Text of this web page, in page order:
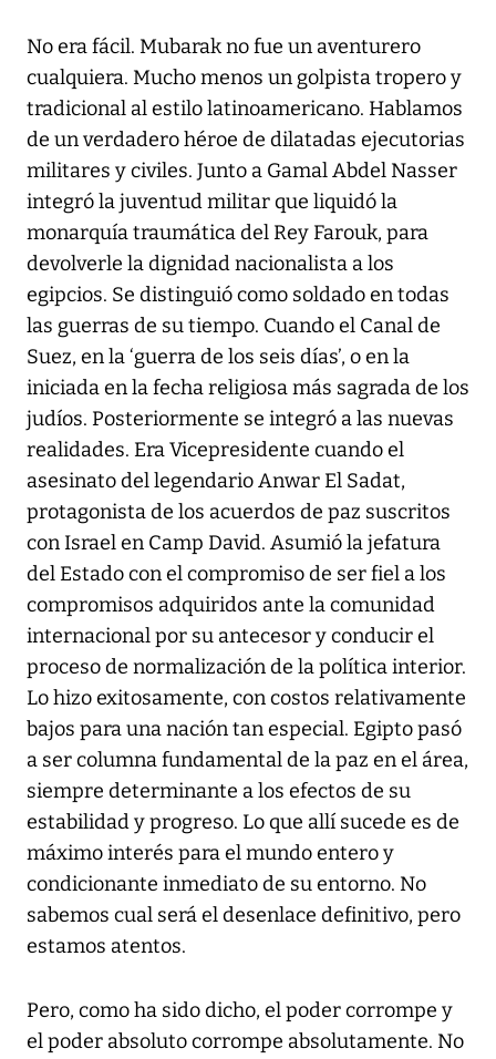
No era fácil. Mubarak no fue un aventurero
cualquiera. Mucho menos un golpista tropero y
tradicional al estilo latinoamericano. Hablamos
de un verdadero héroe de dilatadas ejecutorias
militares y civiles. Junto a Gamal Abdel Nasser
integró la juventud militar que liquidó la
monarquía traumática del Rey Farouk, para
devolverle la dignidad nacionalista a los
egipcios. Se distinguió como soldado en todas
las guerras de su tiempo. Cuando el Canal de
Suez, en la ‘guerra de los seis días’, o en la
iniciada en la fecha religiosa más sagrada de los
judíos. Posteriormente se integró a las nuevas
realidades. Era Vicepresidente cuando el
asesinato del legendario Anwar El Sadat,
protagonista de los acuerdos de paz suscritos
con Israel en Camp David. Asumió la jefatura
del Estado con el compromiso de ser fiel a los
compromisos adquiridos ante la comunidad
internacional por su antecesor y conducir el
proceso de normalización de la política interior.
Lo hizo exitosamente, con costos relativamente
bajos para una nación tan especial. Egipto pasó
a ser columna fundamental de la paz en el área,
siempre determinante a los efectos de su
estabilidad y progreso. Lo que allí sucede es de
máximo interés para el mundo entero y
condicionante inmediato de su entorno. No
sabemos cual será el desenlace definitivo, pero
estamos atentos.
Pero, como ha sido dicho, el poder corrompe y
el poder absoluto corrompe absolutamente. No